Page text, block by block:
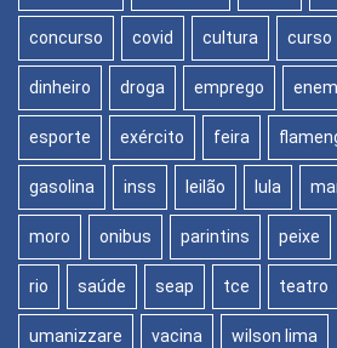
concurso covid cultura curso
dinheiro droga emprego enem
esporte exército feira
gasolina inss leilão lula
moro onibus parintins peixe
rio saúde seap tce teatro
umanizzare vacina wilson lima